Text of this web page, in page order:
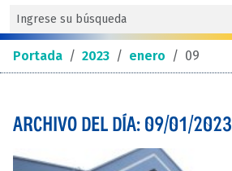
Portada / 2023 / enero / 09
ARCHIVO DEL DÍA: 09/01/2023